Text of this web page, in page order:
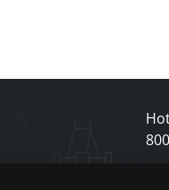
800